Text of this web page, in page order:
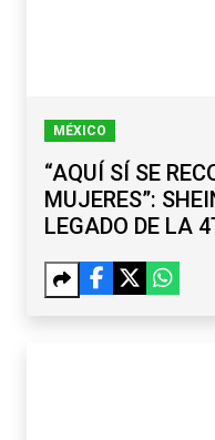
MÉXICO
“AQUÍ SÍ SE
MUJERES”:
LEGADO DE LA